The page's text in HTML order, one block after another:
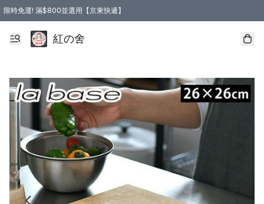
限時免運! 滿$800並選用【京東快遞】
紅の舍